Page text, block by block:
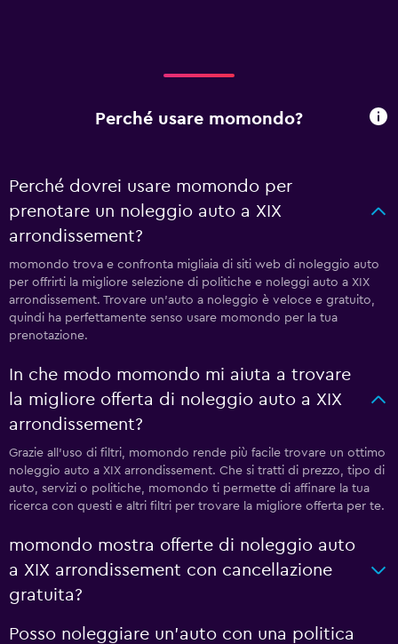
Perché usare momondo?
Perché dovrei usare momondo per
prenotare un noleggio auto a XIX
arrondissement?
momondo trova e confronta migliaia di siti web di noleggio auto
per offrirti la migliore selezione di politiche e noleggi auto a XIX
arrondissement. Trovare un'auto a noleggio è veloce e gratuito,
quindi ha perfettamente senso usare momondo per la tua
prenotazione.
In che modo momondo mi aiuta a trovare
la migliore offerta di noleggio auto a XIX
arrondissement?
Grazie all'uso di filtri, momondo rende più facile trovare un ottimo
noleggio auto a XIX arrondissement. Che si tratti di prezzo, tipo di
auto, servizi o politiche, momondo ti permette di affinare la tua
ricerca con questi e altri filtri per trovare la migliore offerta per te.
momondo mostra offerte di noleggio auto
a XIX arrondissement con cancellazione
gratuita?
Posso noleggiare un'auto con una politica